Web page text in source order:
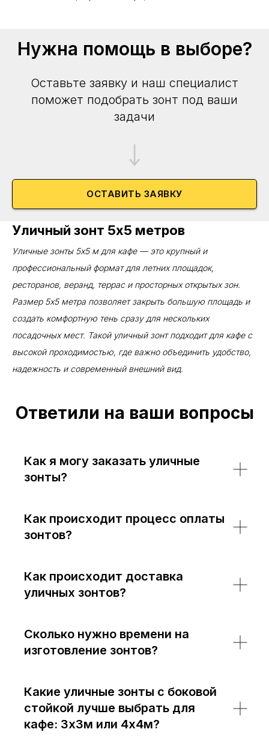
Нужна помощь в выборе?
Оставьте заявку и наш специалист
поможет подобрать зонт под ваши
задачи
ОСТАВИТЬ ЗАЯВКУ
Уличный зонт 5х5 метров
Уличные зонты 5х5 м для кафе — это крупный и
профессиональный формат для летних площадок,
ресторанов, веранд, террас и просторных открытых зон.
Размер 5х5 метра позволяет закрыть большую площадь и
создать комфортную тень сразу для нескольких
посадочных мест. Такой уличный зонт подходит для кафе с
высокой проходимостью, где важно объединить удобство,
надежность и современный внешний вид.
Ответили на ваши вопросы
Как я могу заказать уличные
зонты?
Как происходит процесс оплаты
зонтов?
Как происходит доставка
уличных зонтов?
Сколько нужно времени на
изготовление зонтов?
Какие уличные зонты с боковой
стойкой лучше выбрать для
кафе: 3х3м или 4х4м?